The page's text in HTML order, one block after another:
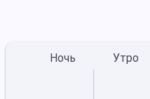
Ночь Утро